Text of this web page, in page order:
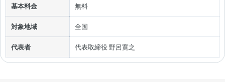
基本料金 無料
対象地域 全国
代表者 代表取締役 野呂寛之